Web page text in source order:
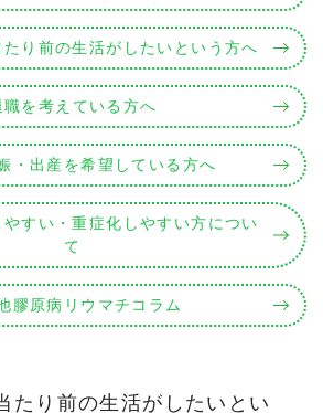
り前の生活がしたいという方へ
職を考えている方へ
・出産を希望している方へ
すい・重症化しやすい方につい
て
膠原病リウマチコラム
たり前の生活がしたいとい